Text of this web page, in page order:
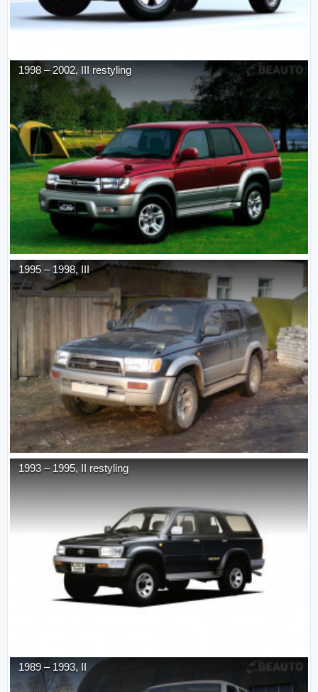
1998 –2002, III restyling
1995 – 1998, III
1993 – 1995, II restyling
1989 – 1993, II